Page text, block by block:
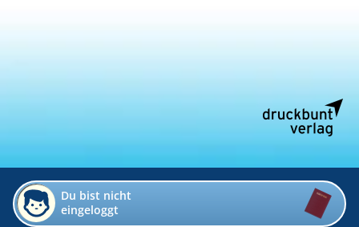
Du bist nicht
eingeloggt